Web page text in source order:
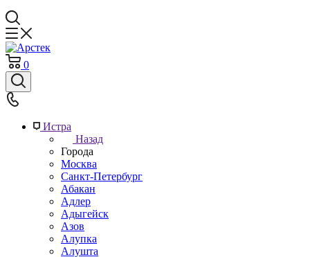
0
Истра
Назад
Города
Москва
Санкт-Петербург
Абакан
Адлер
Адыгейск
Азов
Алупка
Алушта